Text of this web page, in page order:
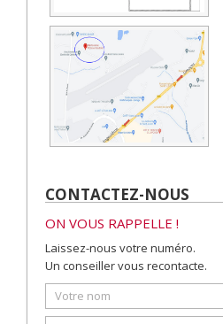
CONTACTEZ-NOUS
ON VOUS RAPPELLE !
Laissez-nous votre numéro.
Un conseiller vous recontacte.